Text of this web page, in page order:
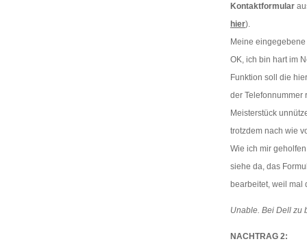
Kontaktformular
hier).
Meine
OK, ich bin hart im
Funktion soll die
der Telefonnummer
Meisterstück
trotzdem nach wie
Wie ich mir
siehe da, das
bearbeitet, weil mal
Unable. Bei Dell zu
NACHTRAG 2: